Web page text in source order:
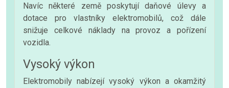
Navíc některé země poskytují daňové úlevy a
dotace pro vlastníky elektromobilů, což dále
snižuje celkové náklady na provoz a pořízení
vozidla.
Vysoký výkon
Elektromobily nabízejí vysoký výkon a okamžitý